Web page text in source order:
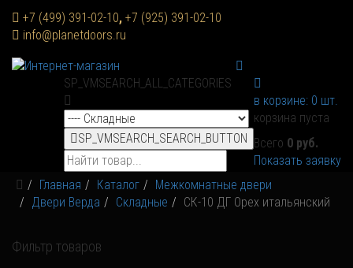
+7 (499) 391-02-10, +7 (925) 391-02-10
info@planetdoors.ru
в корзине: 0 шт.
корзина пуста
Всего 0 руб.
Показать заявку
SP_VMSEARCH_ALL_CATEGORIES
SP_VMSEARCH_SEARCH_BUTTON
Главная Каталог
Межкомнатные двери
Двери Верда
Складные СК-10 ДГ Орех итальянский
Фильтр товаров